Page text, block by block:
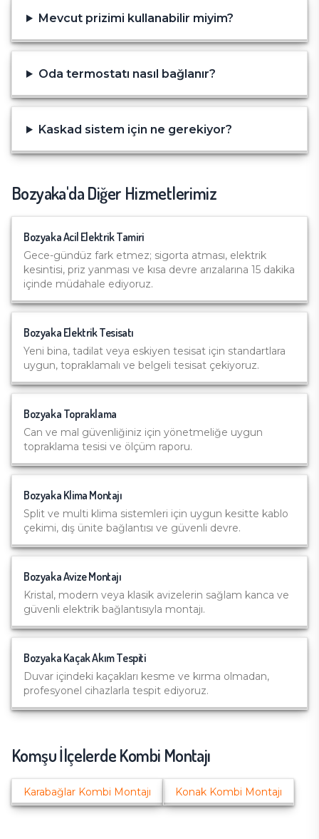
Mevcut prizimi kullanabilir miyim?
Oda termostatı nasıl bağlanır?
Kaskad sistem için ne gerekiyor?
Bozyaka'da Diğer Hizmetlerimiz
BozyakaAcil Elektrik Tamiri
Gece-gündüz fark etmez; sigorta atması, elektrik
kesintisi, priz yanması ve kısa devre arızalarına 15 dakika
içinde müdahale ediyoruz.
Bozyaka Elektrik Tesisatı
Yeni bina, tadilat veya eskiyen tesisat için standartlara
uygun, topraklamalı ve belgeli tesisat çekiyoruz.
Bozyaka Topraklama
Can ve mal güvenliğiniz için yönetmeliğe uygun
topraklama tesisi ve ölçüm raporu.
Bozyaka Klima Montajı
Split ve multi klima sistemleri için uygun kesitte kablo
çekimi, dış ünite bağlantısı ve güvenli devre.
BozyakaAvize Montajı
Kristal, modern veya klasik avizelerin sağlam kanca ve
güvenli elektrik bağlantısıyla montajı.
Bozyaka Kaçak Akım Tespiti
Duvar içindeki kaçakları kesme ve kırma olmadan,
profesyonel cihazlarla tespit ediyoruz.
Komşu İlçelerdeKombi Montajı
Karabağlar Kombi Montajı Konak Kombi Montajı